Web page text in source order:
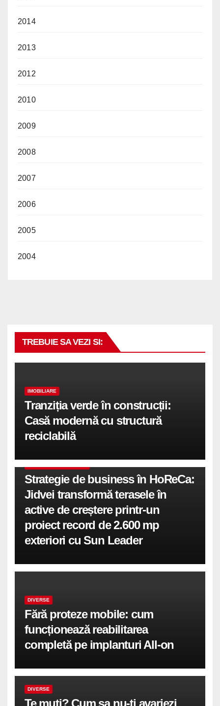
2014
2013
2012
2010
2009
2008
2007
2006
2005
2004
TREBUIE SA VEZI SI:
IMOBILIARE
Tranziția verde în construcții:
Casă modernă cu structură
reciclabilă
Strategie de business în HoReCa:
Jidvei transformă terasele în
active de creștere printr-un
proiect record de 2.600 mp
exteriori cu Sun Leader
DIVERSE
Fără proteze mobile: cum
funcționează reabilitarea
completă pe implanturi All-on
DIVERSE